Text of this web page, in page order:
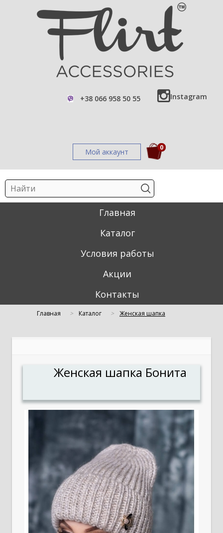
Мой аккаунт
+38 066 958 50 55 Instagram
0
Главная
Каталог
Условия работы
Акции
Контакты
Главная Каталог Женская шапка
Женская шапка Бонита